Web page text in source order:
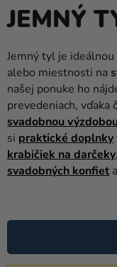
Hélium
a
Svadba
Párty
Výzdoba
a
doplnky
masky
Oblečenie
JEMNÝ
Jemný tyl je
alebo miestnosti na
našej ponuke ho
prevedeniach, vďaka
svadobnou
si praktické doplnky
krabičiek na darčeky,
svadobných konfiet
Ý
P